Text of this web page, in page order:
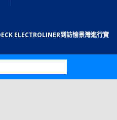
ELECTROLINER到訪愉景灣進行實